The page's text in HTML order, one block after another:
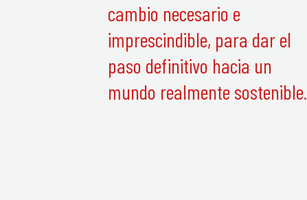
cambio necesario e
imprescindible, para dar el
paso definitivo hacia un
mundo realmente sostenible.